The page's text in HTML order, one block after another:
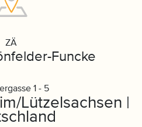
ZÄ
Funcke
1 - 5
Lützelsachsen |